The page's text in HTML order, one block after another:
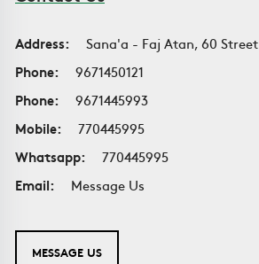
Address:
Sana'a - Faj Atan, 60 Street
Phone:
9671450121
Phone:
9671445993
Mobile:
770445995
Whatsapp:
770445995
Email:
Message Us
MESSAGE US